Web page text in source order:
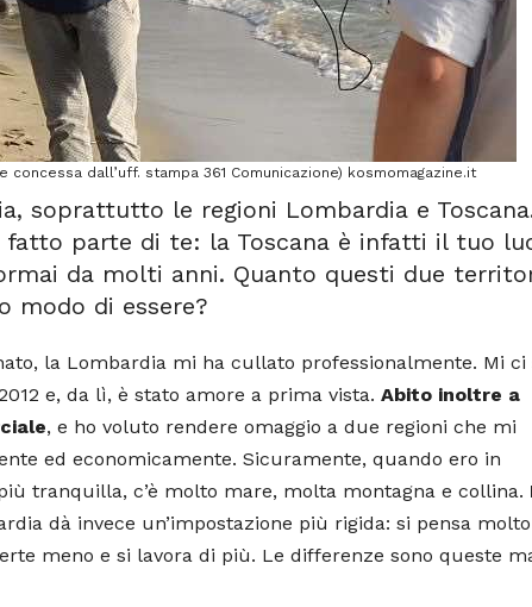
dall’uff. stampa 361 Comunicazione) kosmomagazine.it
soprattutto le regioni Lombardia e
parte di te: la Toscana è infatti il tuo
da molti anni. Quanto questi due
modo di essere?
la Lombardia mi ha cullato professionalmente. Mi ci
e, da lì, è stato amore a prima vista. Abito inoltre a
, e ho voluto rendere omaggio a due regioni che mi
ed economicamente. Sicuramente, quando ero in
tranquilla, c’è molto mare, molta montagna e collina.
dà invece un’impostazione più rigida: si pensa
meno e si lavora di più. Le differenze sono queste